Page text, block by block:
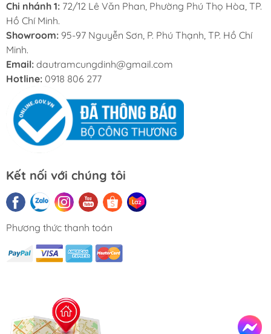
Chi nhánh 1: 72/12 Lê Văn Phan, Phường Phú Thọ Hòa, TP.
Hồ Chí Minh.
Showroom: 95-97 Nguyễn Sơn, P. Phú Thạnh, TP. Hồ Chí
Minh.
Email: dautramcungdinh@gmail.com
Hotline: 0918 806 277
Kết nối với chúng tôi
Phương thức thanh toán